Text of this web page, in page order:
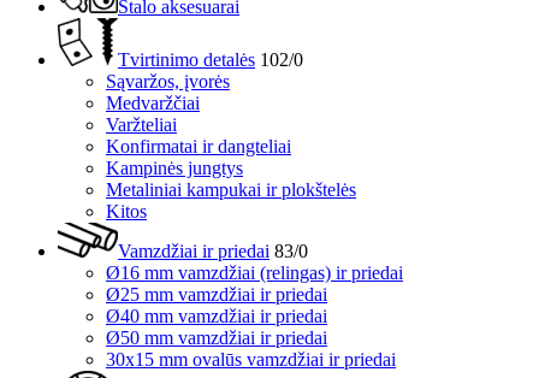
Stalo aksesuarai
Tvirtinimo detalės 102/0
Sąvaržos, įvorės
Medvaržčiai
Varžteliai
Konfirmatai ir dangteliai
Kampinės jungtys
Metaliniai kampukai ir plokštelės
Kitos
Vamzdžiai ir priedai 83/0
Ø16 mm vamzdžiai (relingas) ir priedai
Ø25 mm vamzdžiai ir priedai
Ø40 mm vamzdžiai ir priedai
Ø50 mm vamzdžiai ir priedai
30x15 mm ovalūs vamzdžiai ir priedai